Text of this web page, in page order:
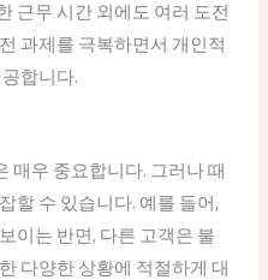
근무 시간 외에도 여러 도전
과제를 극복하면서 개인적
합니다.
매우 중요합니다. 그러나 때
할 수 있습니다. 예를 들어,
이는 반면, 다른 고객은 불
다양한 상황에 적절하게 대